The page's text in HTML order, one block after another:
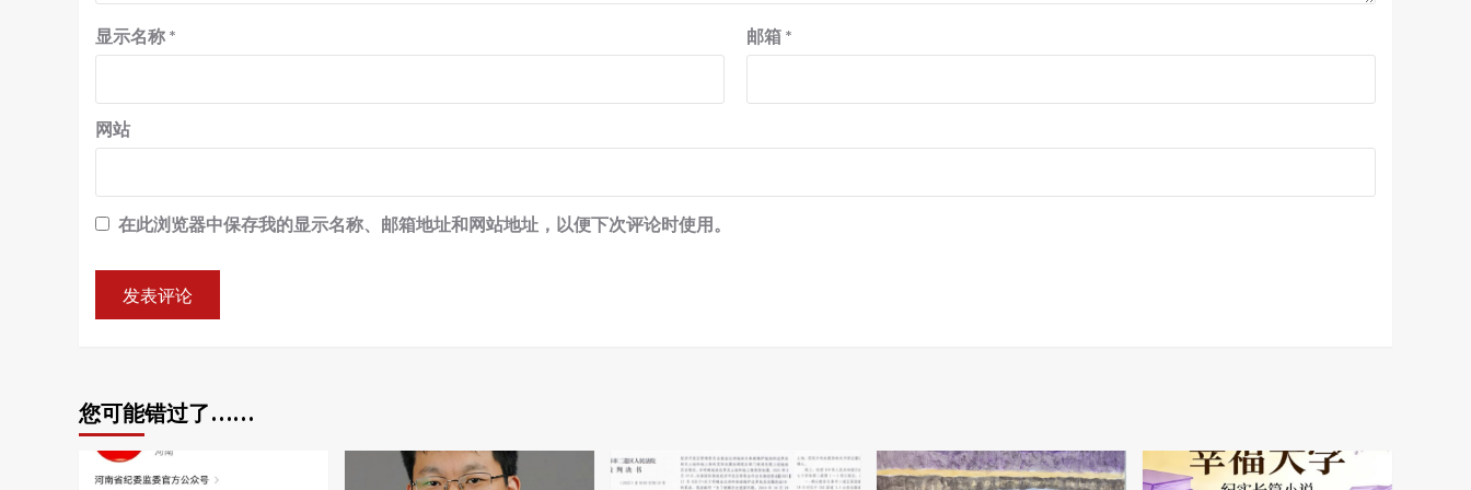
显示名称 * 邮箱 *
网站
在此浏览器中保存我的显示名称、邮箱地址和网站地址，以便下次评论时使用。
您可能错过了……